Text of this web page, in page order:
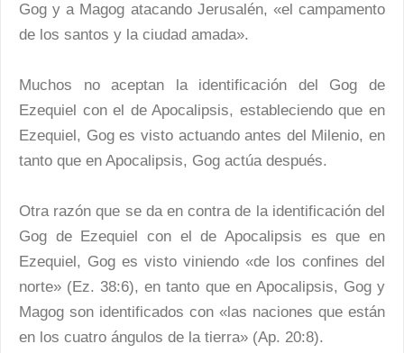
Gog y a Magog atacando Jerusalén, «el campamento
de los santos y la ciudad amada».
Muchos no aceptan la identificación del Gog de
Ezequiel con el de Apocalipsis, estableciendo que en
Ezequiel, Gog es visto actuando antes del Milenio, en
tanto que en Apocalipsis, Gog actúa después.
Otra razón que se da en contra de la identificación del
Gog de Ezequiel con el de Apocalipsis es que en
Ezequiel, Gog es visto viniendo «de los confines del
norte» (Ez. 38:6), en tanto que en Apocalipsis, Gog y
Magog son identificados con «las naciones que están
en los cuatro ángulos de la tierra» (Ap. 20:8).